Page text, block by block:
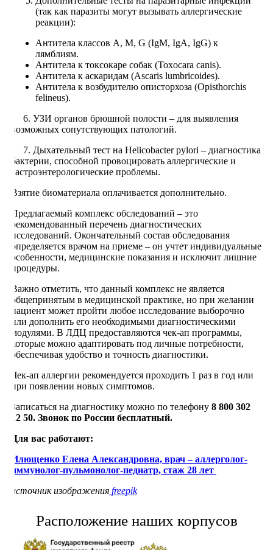
(так как паразиты могут вызывать аллергические
реакции):
Антитела классов A, M, G (IgM, IgA, IgG) к
лямблиям.
Антитела к токсокаре собак (Toxocara canis).
Антитела к аскаридам (Ascaris lumbricoides).
Антитела к возбудителю описторхоза (Opisthorchis
felineus).
6. УЗИ органов брюшной полости – для выявления
возможных сопутствующих патологий.
7. Дыхательный тест на Helicobacter pylori – диагностика
бактерии, способной провоцировать аллергические и
гастроэнтерологические проблемы.
Взятие биоматериала оплачивается дополнительно.
Предлагаемый комплекс обследований – это
рекомендованный перечень диагностических
исследований. Окончательный состав обследования
определяется врачом на приеме – он учтет индивидуальные
особенности, медицинские показания и исключит лишние
процедуры.
Важно отметить, что данный комплекс не является
общепринятым в медицинской практике, но при желании
пациент может пройти любое исследование выборочно
или дополнить его необходимыми диагностическими
модулями. В ЛДЦ предоставляются чек-ап программы,
которые можно адаптировать под личные потребности,
обеспечивая удобство и точность диагностики.
Чек-ап аллергии рекомендуется проходить 1 раз в год или
при появлении новых симптомов.
Записаться на диагностику можно по телефону 8 800 302
12 50. Звонок по России бесплатный.
Для вас работают:
Илющенко Елена Александровна, врач – аллерголог-
иммунолог-пульмонолог-педиатр, стаж 28 лет
источник изображения freepik
Расположение наших корпусов